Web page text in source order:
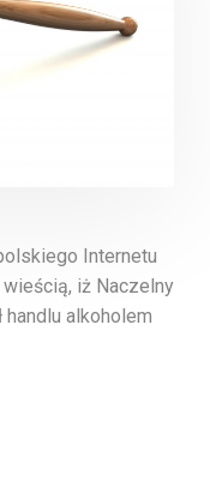
Internetu
iż Naczelny
handlu alkoholem